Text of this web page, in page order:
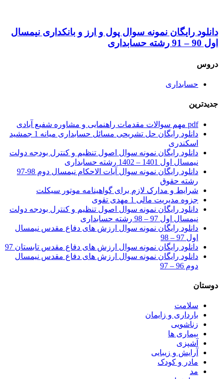
دانلود رایگان نمونه سوال پول و ارز و بانکداری نیمسال
اول 90 – 91 رشته حسابداری
دروس
حسابداری
جدیدترین
pdf مهم سوالات مقدمات راهنمایی و مشاوره شفیع آبادی
دانلود رایگان حل تشریحی مسائل حسابداری میانه 1 جمشید
اسکندری
دانلود رایگان نمونه سوال اصول تنظیم و کنترل بودجه دولت
نیمسال اول 1401 – 1402 رشته حسابداری
دانلود رایگان نمونه سوال آیات الاحکام نیمسال دوم 98-97
رشته حقوق
شرایط و مدارک لازم برای گواهینامه موتور سیکلت
جزوه مدیریت مالی 1 مهدی تقوی
دانلود رایگان نمونه سوال اصول تنظیم و کنترل بودجه دولت
نیمسال اول 97 – 98 رشته حسابداری
دانلود رایگان نمونه سوال ارزش های دفاع مقدس نیمسال
اول 97 – 98
دانلود رایگان نمونه سوال ارزش های دفاع مقدس تابستان 97
دانلود رایگان نمونه سوال ارزش های دفاع مقدس نیمسال
دوم 96 – 97
دوستان
سلامت
بارداری و زایمان
زناشویی
بیماری ها
آشپزی
آرایش و زیبایی
مادر و کودک
مد